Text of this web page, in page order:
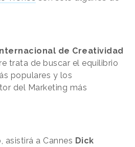
de Creatividad
trata de buscar el equilibrio
populares y los
del Marketing más
asistirá a Cannes Dick